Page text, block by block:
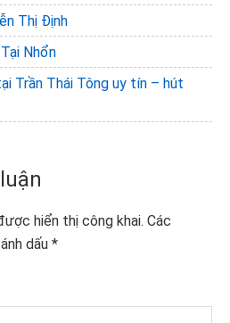
Thị Định
Nhổn
Trần Thái Tông uy tín – hút
hiển thị công khai. Các
dấu *